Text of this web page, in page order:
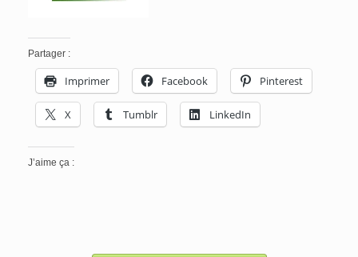
Partager :
Imprimer Facebook Pinterest
X Tumblr LinkedIn
J’aime ça :